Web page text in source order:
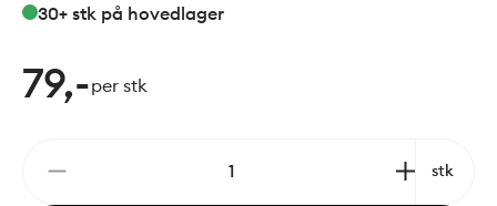
30+ stk på hovedlager
79,-per stk
stk